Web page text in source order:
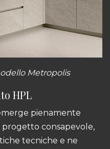
Metropolis
HPL
pienamente
consapevole,
tecniche e ne